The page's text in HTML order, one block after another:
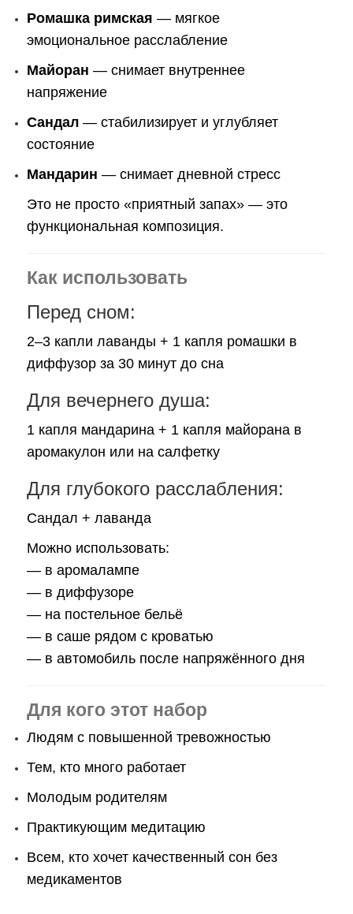
Ромашка римская — мягкое
эмоциональное расслабление
Майоран — снимает внутреннее
напряжение
Сандал— стабилизирует и углубляет
состояние
Мандарин — снимает дневной стресс
Это не просто «приятный запах» — это
функциональная композиция.
Как использовать
Перед сном:
2–3 капли лаванды + 1 капля ромашки в
диффузор за 30 минут до сна
Для вечернего душа:
1 капля мандарина + 1 капля майорана в
аромакулон или на салфетку
Для глубокого расслабления:
Сандал + лаванда
Можно использовать:
— в аромалампе
— в диффузоре
— на постельное бельё
— в саше рядом с кроватью
— в автомобиль после напряжённого дня
Для кого этот набор
Людям с повышенной тревожностью
Тем, кто много работает
Молодым родителям
Практикующим медитацию
Всем, кто хочет качественный сон без
медикаментов